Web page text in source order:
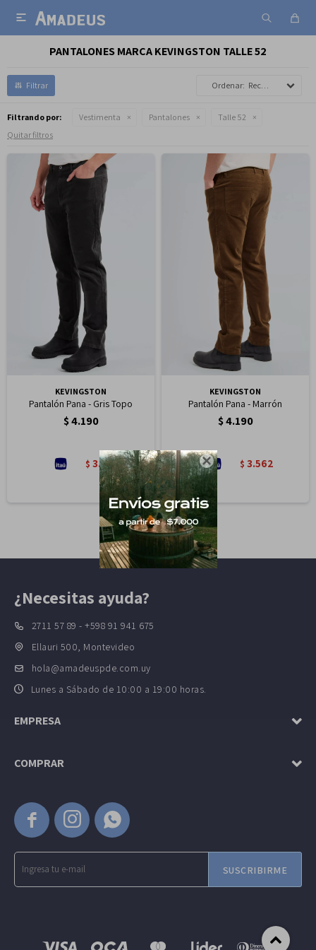


PANTALONES MARCA KEVINGSTON TALLE 52
Recomendados
Filtrando por: Vestimenta Pantalones
Talle 52
Quitar filtros
KEVINGSTON
Pantalón Pana - Gris Topo
$4.190
$ 3.562
KEVINGSTON
Pantalón Pana - Marrón
$4.190
$ 3.562
  
SUSCRIBIRME
¿Necesitas ayuda?
2711 57 89 - +598 91 941 675
Ellauri 500, Montevideo
hola@amadeuspde.com.uy
Lunes a Sábado de 10:00 a 19:00 horas.
EMPRESA
COMPRAR